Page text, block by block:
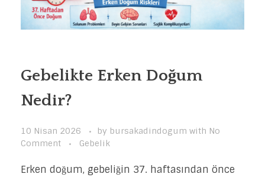
Gebelikte Erken Doğum
Nedir?
10 Nisan 2026 by bursakadindogum with No
Comment
Gebelik
Erken doğum, gebeliğin 37. haftasından önce